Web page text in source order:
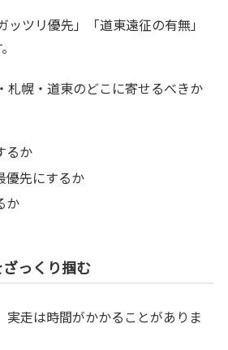
ツリ優先」「道東遠征の有無」
札幌・道東のどこに寄せるべきか
るか
優先にするか
か
っくり掴む
実走は時間がかかることがありま